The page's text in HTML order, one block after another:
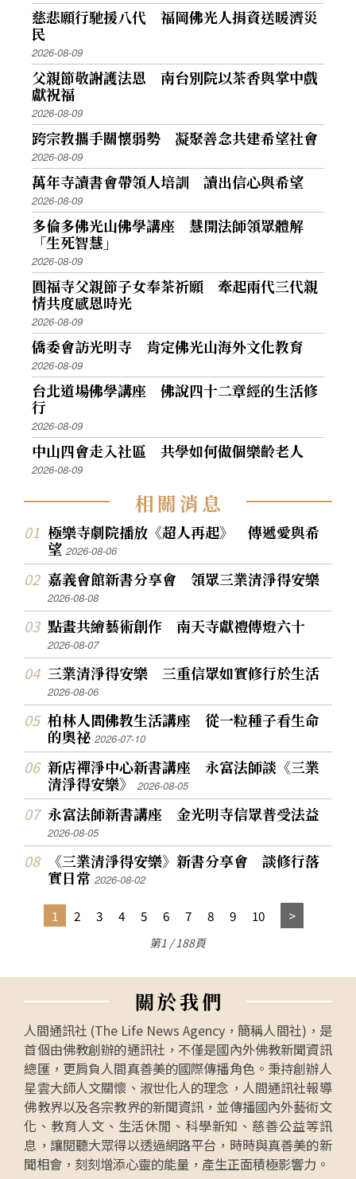
慈悲願行馳援八代 福岡佛光人捐資送暖濟災
民
2026-08-09
父親節敬謝護法恩 南台別院以茶香與掌中戲
獻祝福
2026-08-09
跨宗教攜手關懷弱勢 凝聚善念共建希望社會
2026-08-09
萬年寺讀書會帶領人培訓 讀出信心與希望
2026-08-09
多倫多佛光山佛學講座 慧開法師領眾體解
「生死智慧」
2026-08-09
圓福寺父親節子女奉茶祈願 牽起兩代三代親
情共度感恩時光
2026-08-09
僑委會訪光明寺 肯定佛光山海外文化教育
2026-08-09
台北道場佛學講座 佛說四十二章經的生活修
行
2026-08-09
中山四會走入社區 共學如何做個樂齡老人
2026-08-09
相關消息
極樂寺劇院播放《超人再起》 傳遞愛與希
望2026-08-06
嘉義會館新書分享會 領眾三業清淨得安樂
2026-08-08
點畫共繪藝術創作 南天寺獻禮傳燈六十
2026-08-07
三業清淨得安樂 三重信眾如實修行於生活
2026-08-06
柏林人間佛教生活講座 從一粒種子看生命
的奧祕2026-07-10
新店禪淨中心新書講座 永富法師談《三業
清淨得安樂》2026-08-05
永富法師新書講座 金光明寺信眾普受法益
2026-08-05
《三業清淨得安樂》新書分享會 談修行落
實日常2026-08-02
1 2 3 4 5 6 7 8 9 10
第1 / 188頁
關於我們
人間通訊社 (The Life News Agency，簡稱人間社)，是
首個由佛教創辦的通訊社，不僅是國內外佛教新聞資訊
總匯，更肩負人間真善美的國際傳播角色。秉持創辦人
星雲大師人文關懷、淑世化人的理念，人間通訊社報導
佛教界以及各宗教界的新聞資訊，並傳播國內外藝術文
化、教育人文、生活休閒、科學新知、慈善公益等訊
息，讓閱聽大眾得以透過網路平台，時時與真善美的新
聞相會，刻刻增添心靈的能量，產生正面積極影響力。